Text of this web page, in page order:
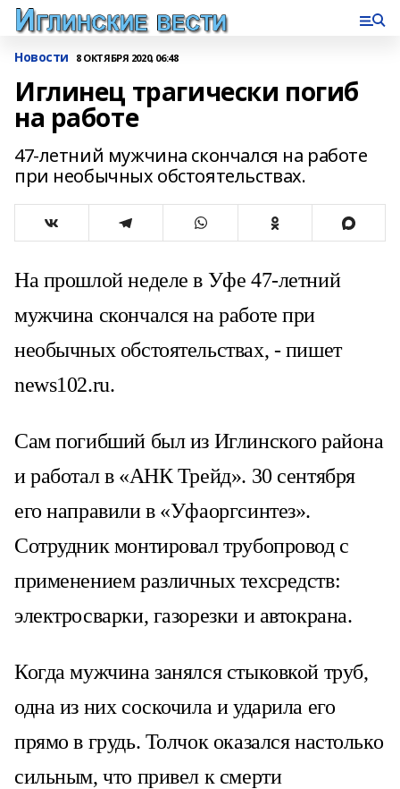
Новости 8 ОКТЯБРЯ 2020, 06:48
Иглинец трагически погиб
на работе
47-летний мужчина скончался на работе
при необычных обстоятельствах.
На прошлой неделе в Уфе 47-летний
мужчина скончался на работе при
необычных обстоятельствах, - пишет
news102.ru.
Сам погибший был из Иглинского района
и работал в «АНК Трейд». 30 сентября
его направили в «Уфаоргсинтез».
Сотрудник монтировал трубопровод с
применением различных техсредств:
электросварки, газорезки и автокрана.
Когда мужчина занялся стыковкой труб,
одна из них соскочила и ударила его
прямо в грудь. Толчок оказался настолько
сильным, что привел к смерти